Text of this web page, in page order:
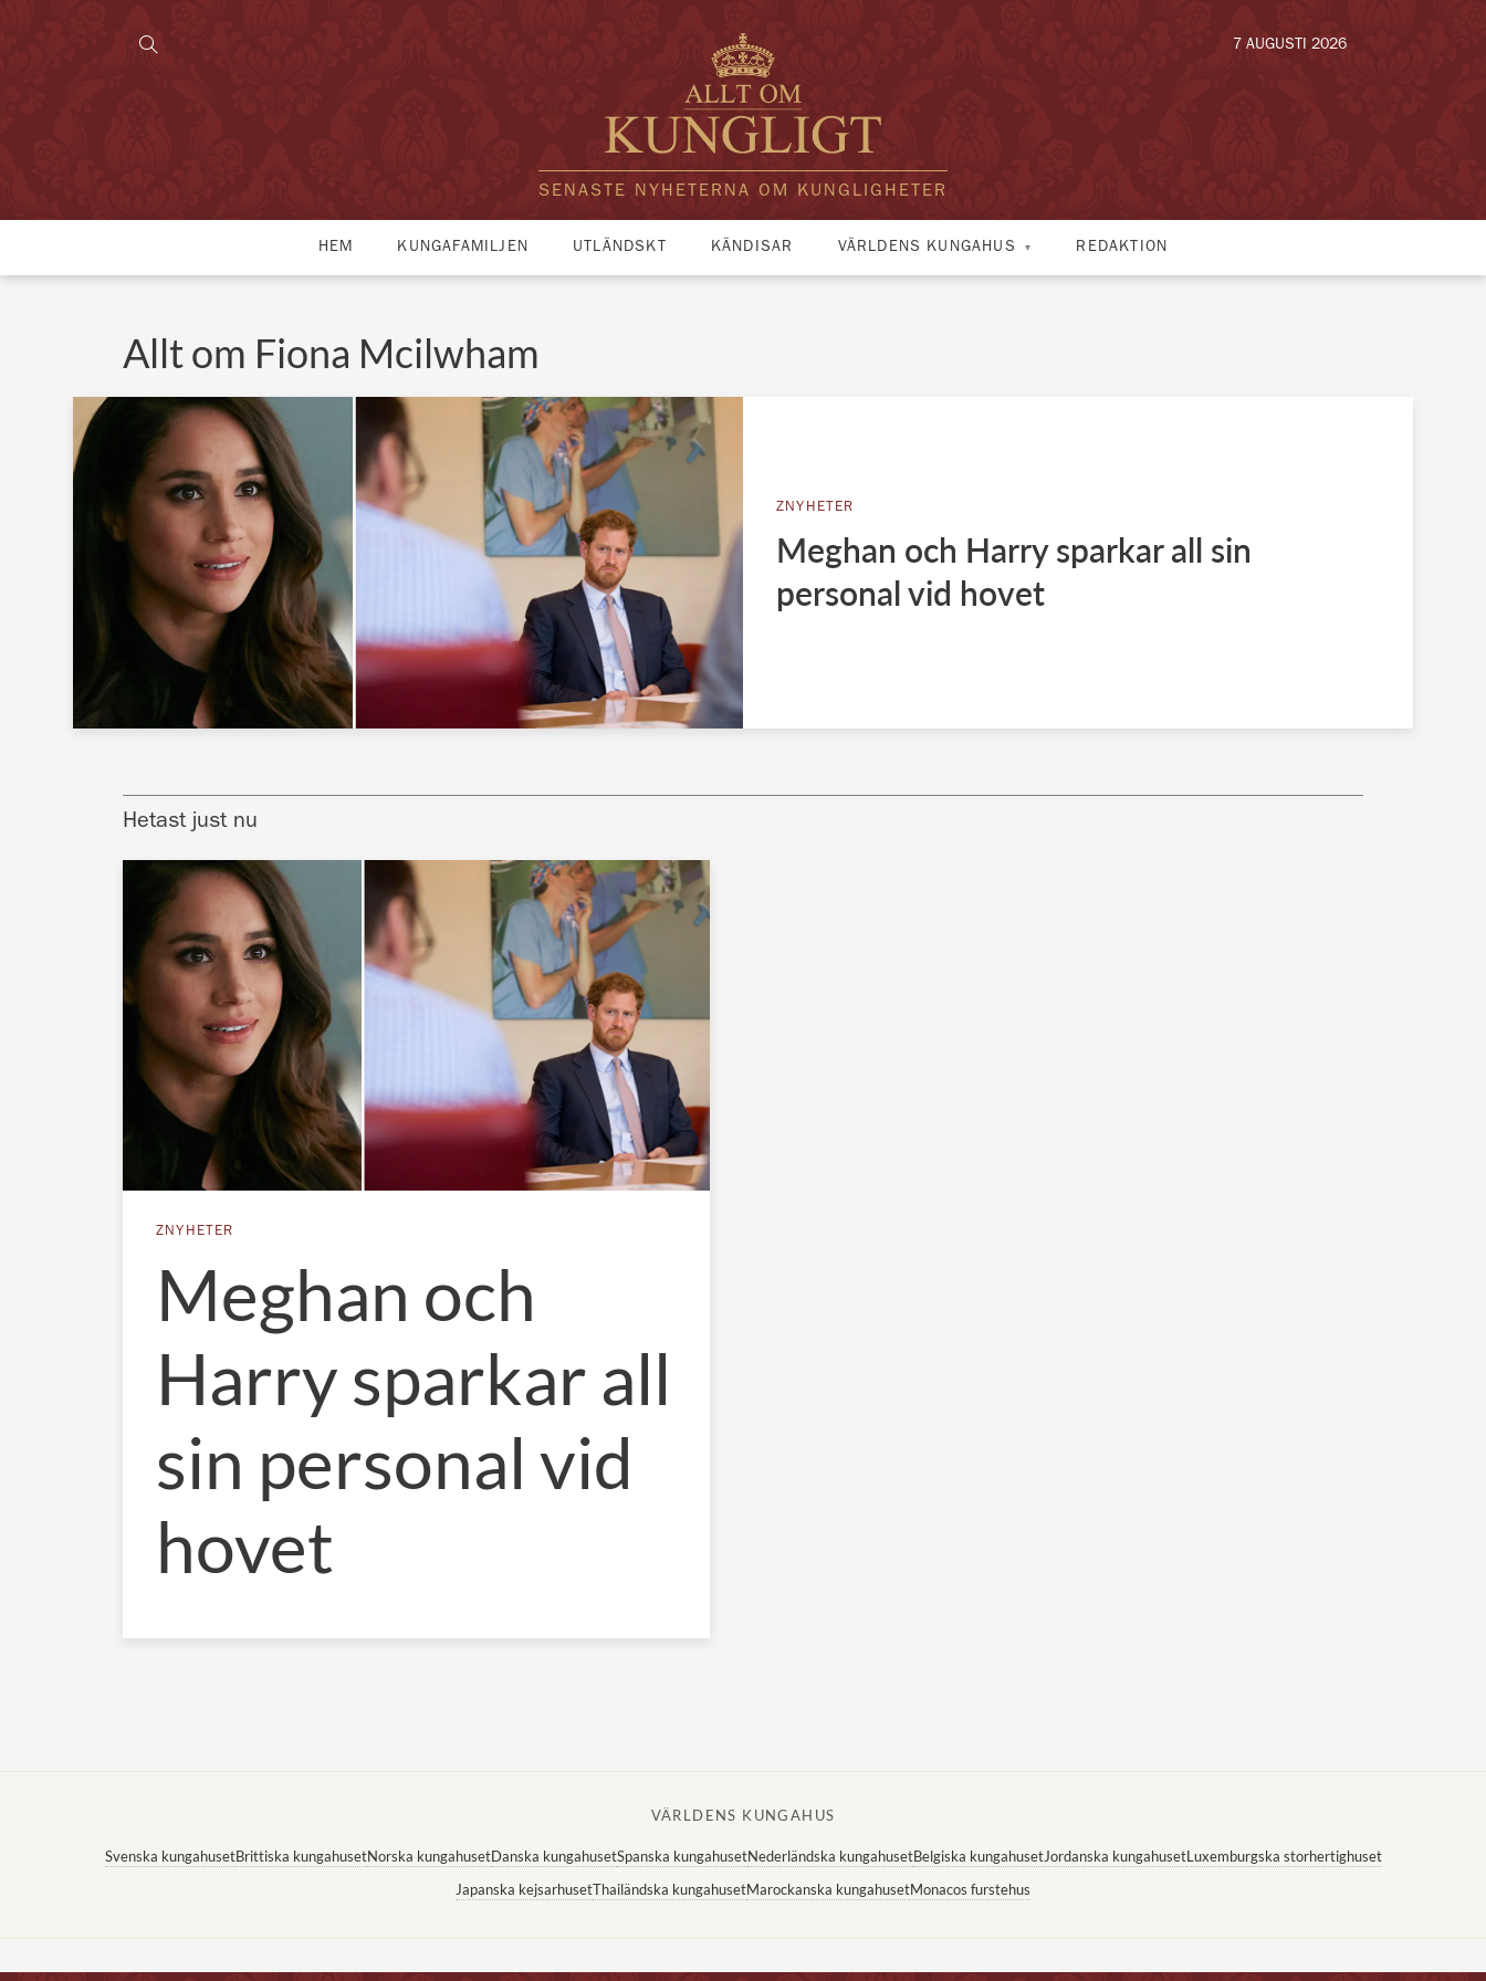
SENASTE NYHETERNA OM KUNGLIGHETER
7 AUGUSTI 2026
HEM KUNGAFAMILJEN UTLÄNDSKT KÄNDISAR VÄRLDENS KUNGAHUS REDAKTION
Allt om Fiona Mcilwham
ZNYHETER
Meghan och Harry sparkar all sin
personal vid hovet
Hetast just nu
ZNYHETER
Meghan och
Harry sparkar all
sin personal vid
hovet
VÄRLDENS KUNGAHUS
Svenska kungahusetBrittiska kungahusetNorska kungahusetDanska kungahusetSpanska kungahusetNederländska kungahusetBelgiska kungahusetJordanska kungahusetLuxemburgska storhertighuset
Japanska kejsarhusetThailändska kungahusetMarockanska kungahusetMonacos furstehus